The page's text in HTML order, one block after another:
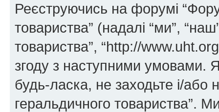
Реєструючись на форумі
товариства” (надалі “ми”,
товариства”, “http://
згоду з наступними умовами.
будь-ласка, не заходьте і/або
геральдичного товариства”.